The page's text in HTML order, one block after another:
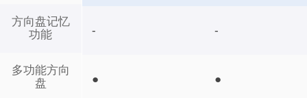
方向盘记忆
功能
多功能方向
盘
- -
● ●